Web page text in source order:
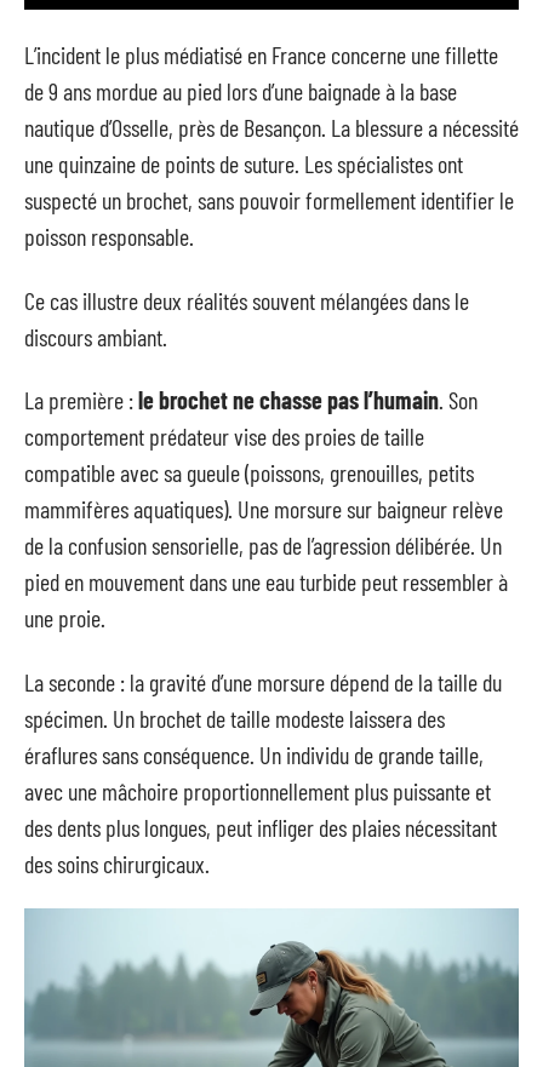
L’incident le plus médiatisé en France concerne une fillette
de 9 ans mordue au pied lors d’une baignade à la base
nautique d’Osselle, près de Besançon. La blessure a nécessité
une quinzaine de points de suture. Les spécialistes ont
suspecté un brochet, sans pouvoir formellement identifier le
poisson responsable.
Ce cas illustre deux réalités souvent mélangées dans le
discours ambiant.
La première :le brochet ne chasse pas l’humain. Son
comportement prédateur vise des proies de taille
compatible avec sa gueule (poissons, grenouilles, petits
mammifères aquatiques). Une morsure sur baigneur relève
de la confusion sensorielle, pas de l’agression délibérée. Un
pied en mouvement dans une eau turbide peut ressembler à
une proie.
La seconde : la gravité d’une morsure dépend de la taille du
spécimen. Un brochet de taille modeste laissera des
éraflures sans conséquence. Un individu de grande taille,
avec une mâchoire proportionnellement plus puissante et
des dents plus longues, peut infliger des plaies nécessitant
des soins chirurgicaux.